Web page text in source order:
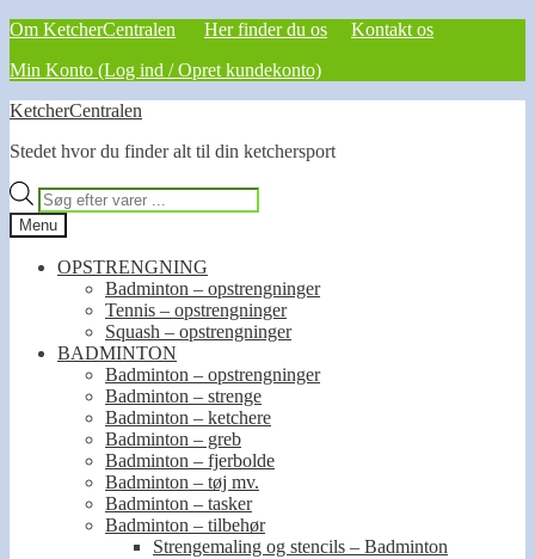
Om KetcherCentralen Her finder du os
Kontakt os
Min Konto (Log ind / Opret kundekonto)
Spring
navigation
Spring
indhold
KetcherCentralen
Stedet hvor du finder alt til din ketchersport
Products
search
Menu
OPSTRENGNING
Badminton – opstrengninger
Tennis – opstrengninger
Squash – opstrengninger
BADMINTON
Badminton – opstrengninger
Badminton – strenge
Badminton – ketchere
Badminton – greb
Badminton – fjerbolde
Badminton – tøj mv.
Badminton – tasker
Badminton – tilbehør
Strengemaling og stencils – Badminton